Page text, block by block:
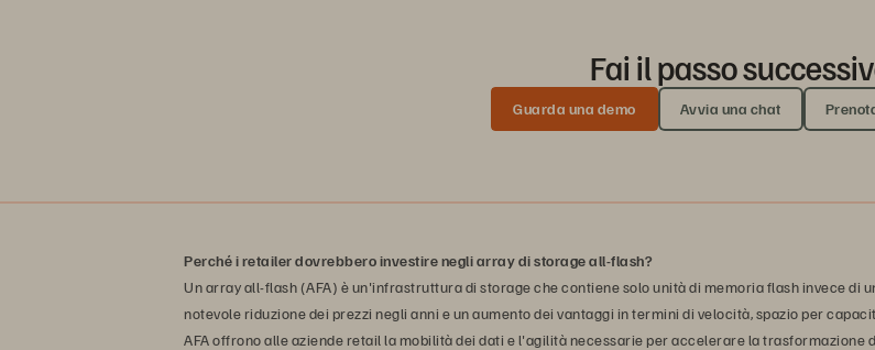
Fai il passo
Guarda una demo Avvia una chat
Perché i retailer dovrebbero investire negli array di storage all-flash?
Un array all-flash (AFA) è un'infrastruttura di storage che contiene solo unità di memoria flash invece di
notevole riduzione dei prezzi negli anni e un aumento dei vantaggi in termini di velocità, spazio per
AFA offrono alle aziende retail la mobilità dei dati e l'agilità necessarie per accelerare la trasformazione